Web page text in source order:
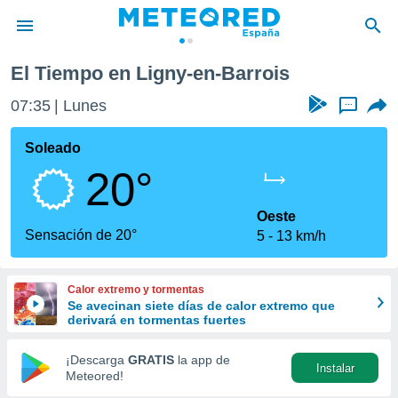
de
por
que se
calidad.
a este
las
y
forma
digital
basada
El Tiempo en Ligny-en-Barrois
07:35 Lunes ...
Soleado
20°
Sensación de 20°
Oeste
5
13 km/h
Calor extremo y tormentas
Se avecinan siete días de calor extremo que
derivará en tormentas fuertes
¡Descarga GRATIS la app de
Meteored!
Instalar